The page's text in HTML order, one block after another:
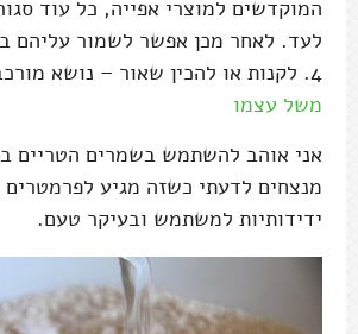
המוקדשים למוצרי אפייה, כל עוד
לעד. לאחר מכן אפשר לשמור עליהם
4. לקנות או להכין שאור – נושא מורכב מספיק ל
משל עצמו
אני אוהב להשתמש בשמרים הטריים
מנצחים לדעתי כשזה מגיע
ידידותיות למשתמש ובעיקר טעם.